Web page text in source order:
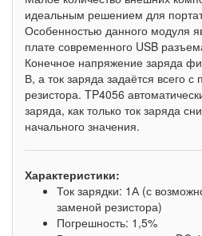
идеальным решением для
Особенностью данного модуля
плате современного USB
Конечное напряжение заряда
В, а ток заряда задаётся всего
резистора. TP4056
заряда, как только ток заряда
начального значения.
Характеристики:
Ток зарядки: 1А (с
заменой резистора)
Погрешность: 1,5%